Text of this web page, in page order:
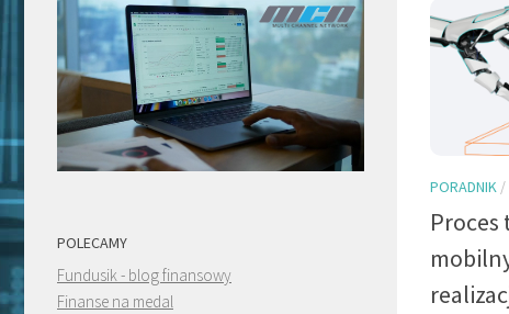
PORADNIK /
POLECAMY
Fundusik - blog finansowy
Finanse na medal